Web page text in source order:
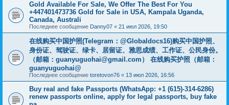
Gold Available For Sale, We Offer The Best For You
+447401473736 Gold for Sale in USA, Kampala Uganda,
Canada, Australi
Последнее сообщение Danny07 « 21 июл 2026, 19:50
在线购买中国护照(Telegram：@Globaldocs16)购买中国护照、
身份证、驾驶证、绿卡、居留证、雅思成绩、工作证、公民身份。
（邮箱： guanyuguohai@gmail.com ） 在线购买护照（邮箱：
guanyuguohai@
Последнее сообщение toretovon76 « 13 июл 2026, 16:56
Buy real and fake Passports (WhatsApp: +1 (615)-314-6286)
renew passports online, apply for legal passports, buy fake